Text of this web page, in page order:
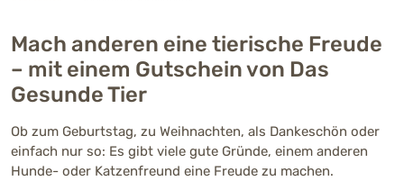
Mach anderen eine tierische Freude
– mit einem Gutschein von Das
Gesunde Tier
Ob zum Geburtstag, zu Weihnachten, als Dankeschön oder
einfach nur so: Es gibt viele gute Gründe, einem anderen
Hunde- oder Katzenfreund eine Freude zu machen.